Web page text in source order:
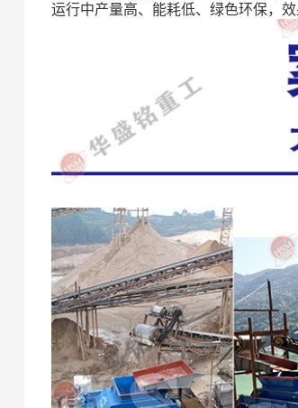
运行中产量高、能耗低、绿色环保，